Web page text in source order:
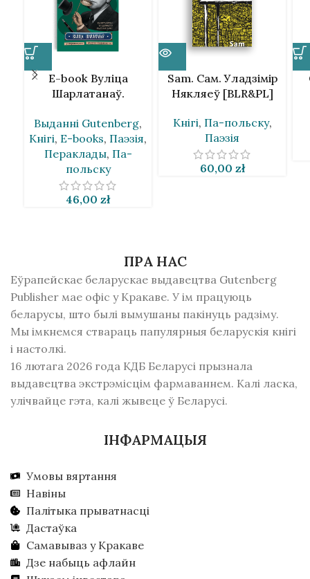
E-book Вуліца
Шарлатанаў.
Галчыньскі ў
перакладах Андрэя
Хадановіча
Выданнi Gutenberg,
Кнігі, E-books, Паэзія,
Пераклады, Па-
польску
46,00 zł
Sam. Сам. Уладзімір
Някляеў [BLR&PL]
Кнігі, Па-польску,
Паэзія
60,00 zł
ПРА НАС
Еўрапейскае беларускае выдавецтва Gutenberg
Publisher мае офіс у Кракаве. У ім працуюць
беларусы, што былі вымушаны пакінуць радзiму.
Мы імкнемся ствараць папулярныя беларускія кнігі
і настолкі.
16 лютага 2026 года КДБ Беларусі прызнала
выдавецтва экстрэмісцім фармаваннем. Калі ласка,
улічвайце гэта, калі жывеце ў Беларусі.
ІНФАРМАЦЫЯ
Умовы вяртання
Навіны
Палітыка прыватнасці
Дастаўка
Самавываз у Кракаве
Дзе набыць афлайн